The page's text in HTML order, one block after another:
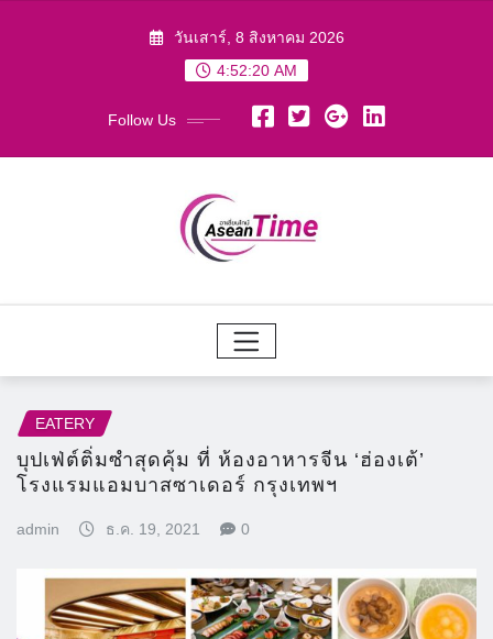
วันเสาร์, 8 สิงหาคม 2026
4:52:21 AM
Follow Us
EATERY
บุปเฟ่ต์ติ่มซำสุดคุ้ม ที่ ห้อง​อาหารจีน​ ‘ฮ่องเต้’
โรงแรม​แอม​บาส​ซา​เดอร์​ กรุงเทพฯ​
admin ธ.ค. 19, 2021 0